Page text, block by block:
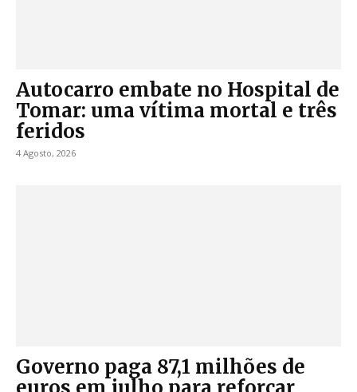
Autocarro embate no Hospital de
Tomar: uma vítima mortal e três
feridos
4 Agosto, 2026
Governo paga 87,1 milhões de